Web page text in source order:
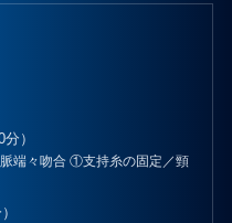
）
端々吻合 ①支持糸の固定／頸